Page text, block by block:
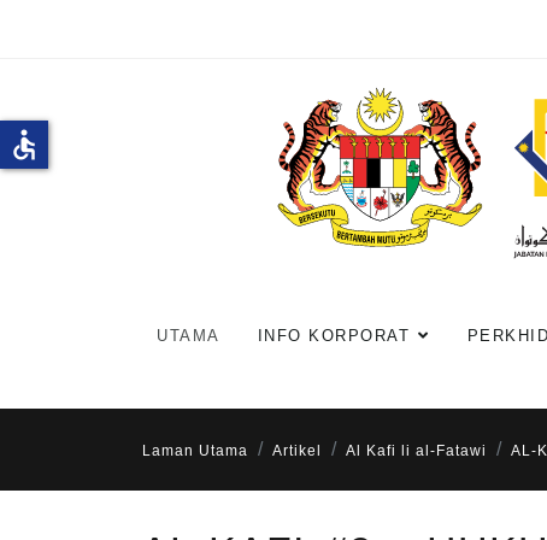
UTAMA INFO KORPORAT
Laman Utama Artikel Al Kafi li al-Fatawi
accessible